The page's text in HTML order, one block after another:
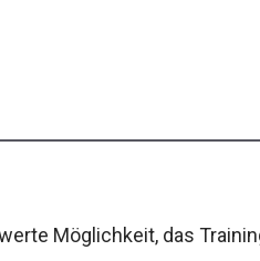
Möglichkeit, das